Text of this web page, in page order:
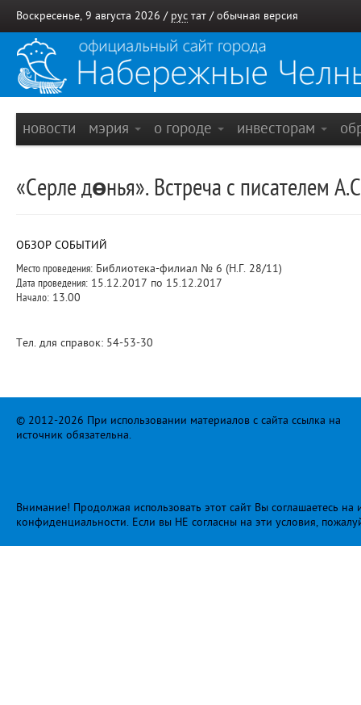
Воскресенье, 9 августа 2026 / рус тат / обычная версия
новости мэрия о городе инвесторам
«Серле дөнья». Встреча с писателем
ОБЗОР СОБЫТИЙ
Место проведения: Библиотека-филиал № 6 (Н.Г. 28/11)
Дата проведения: 15.12.2017 по 15.12.2017
Начало: 13.00
Тел. для справок: 54-53-30
© 2012-2026 При использовании материалов с сайта ссылка на
источник обязательна.
Внимание! Продолжая использовать этот сайт Вы соглашаетесь
конфиденциальности. Если вы НЕ согласны на эти условия,